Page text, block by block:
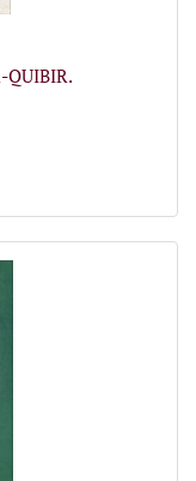
QUIBIR.